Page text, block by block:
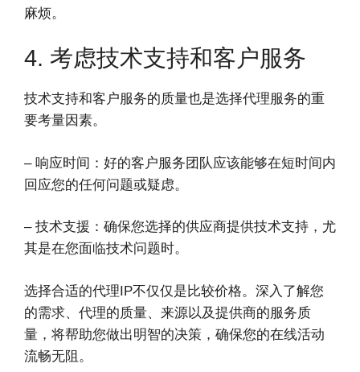
麻烦。
4. 考虑技术支持和客户服务
技术支持和客户服务的质量也是选择代理服务的重
要考量因素。
– 响应时间：好的客户服务团队应该能够在短时间内
回应您的任何问题或疑虑。
– 技术支援：确保您选择的供应商提供技术支持，尤
其是在您面临技术问题时。
选择合适的代理IP不仅仅是比较价格。深入了解您
的需求、代理的质量、来源以及提供商的服务质
量，将帮助您做出明智的决策，确保您的在线活动
流畅无阻。